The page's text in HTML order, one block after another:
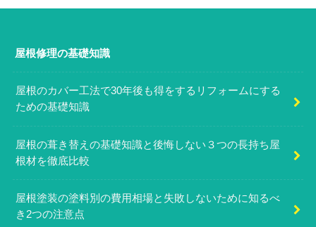
屋根修理の基礎知識
屋根のカバー工法で30年後も得をするリフォームにする
ための基礎知識
屋根の葺き替えの基礎知識と後悔しない３つの長持ち屋
根材を徹底比較
屋根塗装の塗料別の費用相場と失敗しないために知るべ
き2つの注意点